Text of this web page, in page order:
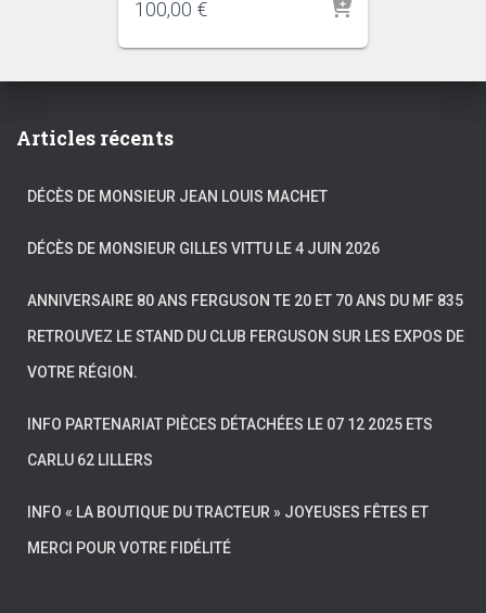
100,00 €
Articles récents
DÉCÈS DE MONSIEUR JEAN LOUIS MACHET
DÉCÈS DE MONSIEUR GILLES VITTU LE 4 JUIN 2026
ANNIVERSAIRE 80 ANS FERGUSON TE 20 ET 70 ANS DU MF 835
RETROUVEZ LE STAND DU CLUB FERGUSON SUR LES EXPOS DE
VOTRE RÉGION.
INFO PARTENARIAT PIÈCES DÉTACHÉES LE 07 12 2025 ETS
CARLU 62 LILLERS
INFO « LA BOUTIQUE DU TRACTEUR » JOYEUSES FÊTES ET
MERCI POUR VOTRE FIDÉLITÉ